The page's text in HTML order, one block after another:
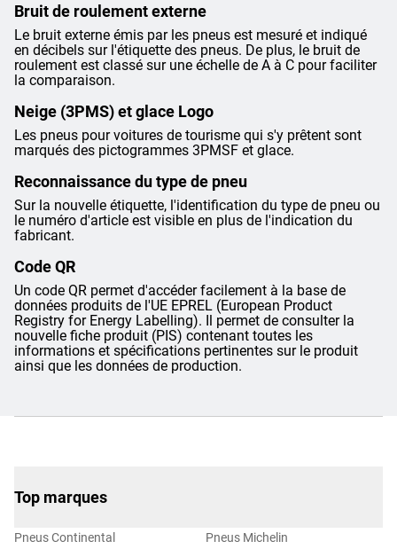
Bruit de roulement externe
Le bruit externe émis par les pneus est mesuré et indiqué
en décibels sur l'étiquette des pneus. De plus, le bruit de
roulement est classé sur une échelle de A à C pour faciliter
la comparaison.
Neige (3PMS) et glace Logo
Les pneus pour voitures de tourisme qui s'y prêtent sont
marqués des pictogrammes 3PMSF et glace.
Reconnaissance du type de pneu
Sur la nouvelle étiquette, l'identification du type de pneu ou
le numéro d'article est visible en plus de l'indication du
fabricant.
Code QR
Un code QR permet d'accéder facilement à la base de
données produits de l'UE EPREL (European Product
Registry for Energy Labelling). Il permet de consulter la
nouvelle fiche produit (PIS) contenant toutes les
informations et spécifications pertinentes sur le produit
ainsi que les données de production.
Top marques
Pneus Continental Pneus Michelin